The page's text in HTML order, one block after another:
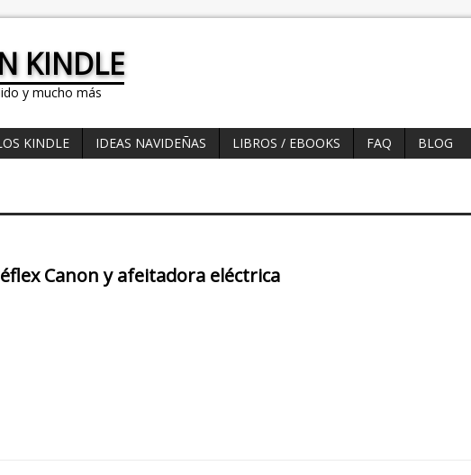
KINDLE
y mucho más
KINDLE IDEAS NAVIDEÑAS LIBROS / EBOOKS FAQ BLOG
Canon y afeitadora eléctrica